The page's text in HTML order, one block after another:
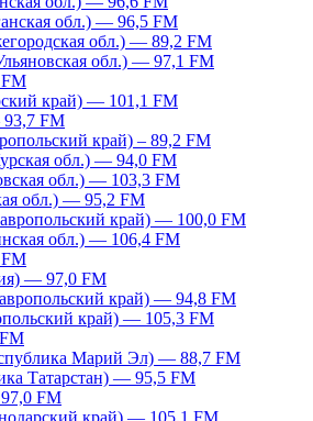
обл.) — 96,5 FM
обл.) — 89,2 FM
обл.) — 97,1 FM
край) — 101,1 FM
FM
край) – 89,2 FM
обл.) — 94,0 FM
обл.) — 103,3 FM
обл.) — 95,2 FM
край) — 100,0 FM
обл.) — 106,4 FM
— 97,0 FM
край) — 94,8 FM
край) — 105,3 FM
Марий Эл) — 88,7 FM
Татарстан) — 95,5 FM
FM
край) — 105,1 FM